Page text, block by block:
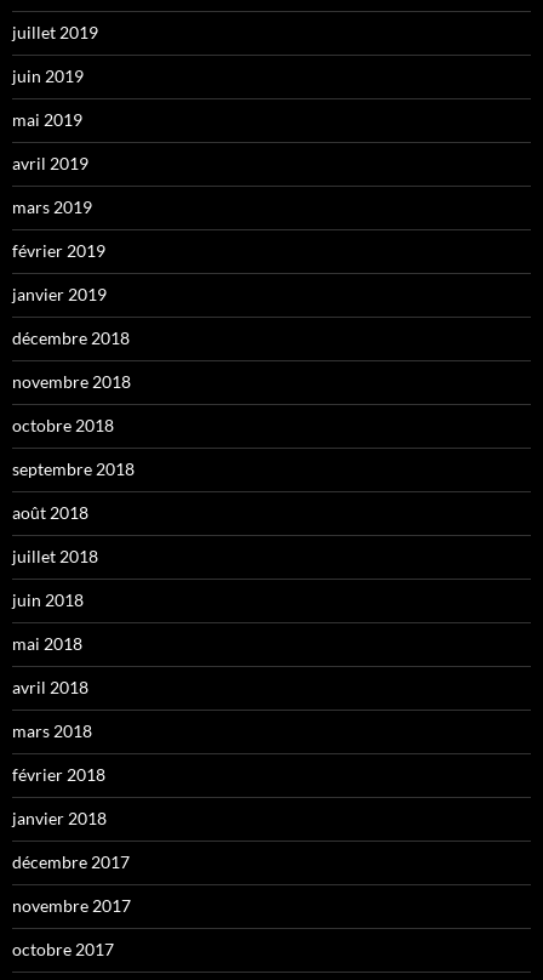
juillet 2019
juin 2019
mai 2019
avril 2019
mars 2019
février 2019
janvier 2019
décembre 2018
novembre 2018
octobre 2018
septembre 2018
août 2018
juillet 2018
juin 2018
mai 2018
avril 2018
mars 2018
février 2018
janvier 2018
décembre 2017
novembre 2017
octobre 2017